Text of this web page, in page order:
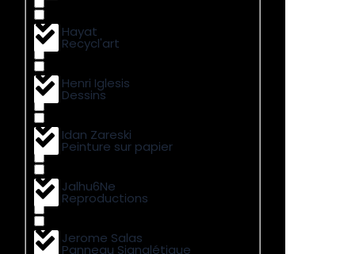
Hayat
Henri Iglesis
Idan Zareski
Jalhu6Ne
Jerome Salas
Recycl'art
Dessins
Peinture sur papier
Reproductions
Panneau Signalétique